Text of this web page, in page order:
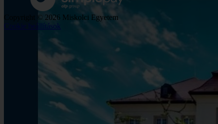
Copyright © 2026 Miskolci Egyetem
Cookie beállítások